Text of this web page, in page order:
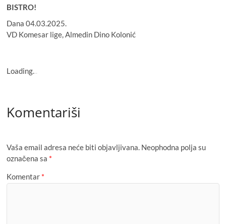
BISTRO!
Dana 04.03.2025.
VD Komesar lige, Almedin Dino Kolonić
Loading...
Komentariši
Vaša email adresa neće biti objavljivana. Neophodna polja su
označena sa *
Komentar *